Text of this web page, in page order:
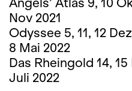
Nov 2021
Odyssee 5, 11, 12
8 Mai 2022
Das Rheingold 14,
Juli 2022